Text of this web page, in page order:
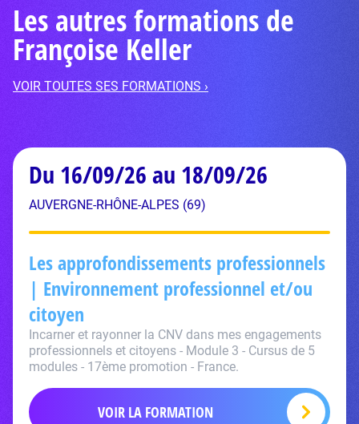
Les autres formations de
Françoise Keller
VOIR TOUTES SES FORMATIONS ›
Du 16/09/26 au 18/09/26
AUVERGNE-RHÔNE-ALPES (69)
Les approfondissements professionnels
| Environnement professionnel et/ou
citoyen
Incarner et rayonner la CNV dans mes engagements
professionnels et citoyens - Module 3 - Cursus de 5
modules - 17ème promotion - France.
VOIR LA FORMATION